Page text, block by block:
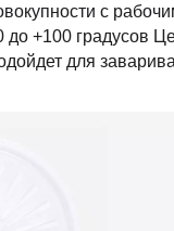
с
до +100 градусов
для